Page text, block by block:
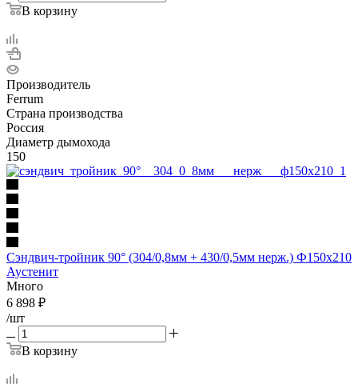
В корзину
Производитель
Ferrum
Страна производства
Россия
Диаметр дымохода
150
Сэндвич-тройник 90° (304/0,8мм + 430/0,5мм нерж.) Ф150х210
Аустенит
Много
6 898 ₽
/шт
В корзину